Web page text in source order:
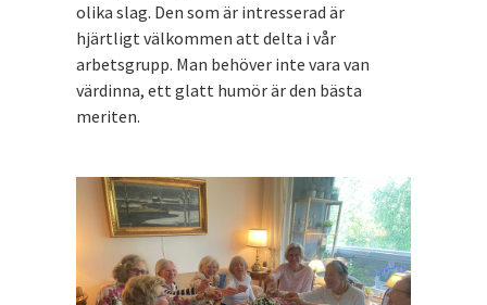
olika slag. Den som är intresserad är
hjärtligt välkommen att delta i vår
arbetsgrupp. Man behöver inte vara van
värdinna, ett glatt humör är den bästa
meriten.